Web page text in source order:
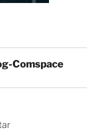
Comspace